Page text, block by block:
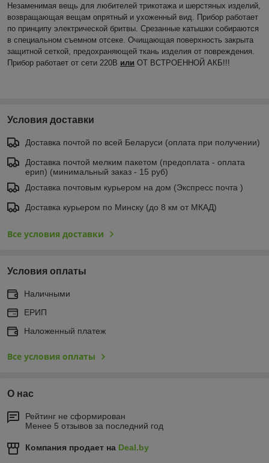
Незаменимая вещь для любителей трикотажа и шерстяных изделий,
возвращающая вещам опрятный и ухоженный вид. Прибор работает
по принципу электрической бритвы. Срезанные катышки собираются
в специальном съемном отсеке. Очищающая поверхность закрыта
защитной сеткой, предохраняющей ткань изделия от повреждения.
Прибор работает от сети 220В или ОТ ВСТРОЕННОЙ АКБ!!!
Условия доставки
Доставка почтой по всей Беларуси (оплата при получении)
Доставка почтой мелким пакетом (предоплата - оплата
ерип) (минимальный заказ - 15 руб)
Доставка почтовым курьером на дом (Экспресс почта )
Доставка курьером по Минску (до 8 км от МКАД)
Все условия доставки
Условия оплаты
Наличными
ЕРИП
Наложенный платеж
Все условия оплаты
О нас
Рейтинг не сформирован
Менее 5 отзывов за последний год
Компания продает на Deal.by